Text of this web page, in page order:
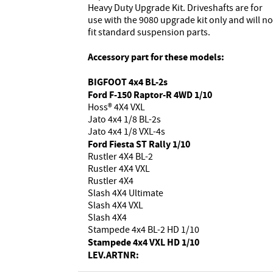
Heavy Duty Upgrade Kit. Driveshafts are for
use with the 9080 upgrade kit only and will
fit standard suspension parts.
Accessory part for these models:
BIGFOOT 4x4 BL-2s
Ford F-150 Raptor-R 4WD 1/10
Hoss® 4X4 VXL
Jato 4x4 1/8 BL-2s
Jato 4x4 1/8 VXL-4s
Ford Fiesta ST Rally 1/10
Rustler 4X4 BL-2
Rustler 4X4 VXL
Rustler 4X4
Slash 4X4 Ultimate
Slash 4X4 VXL
Slash 4X4
Stampede 4x4 BL-2 HD 1/10
Stampede 4x4 VXL HD 1/10
LEV.ARTNR: